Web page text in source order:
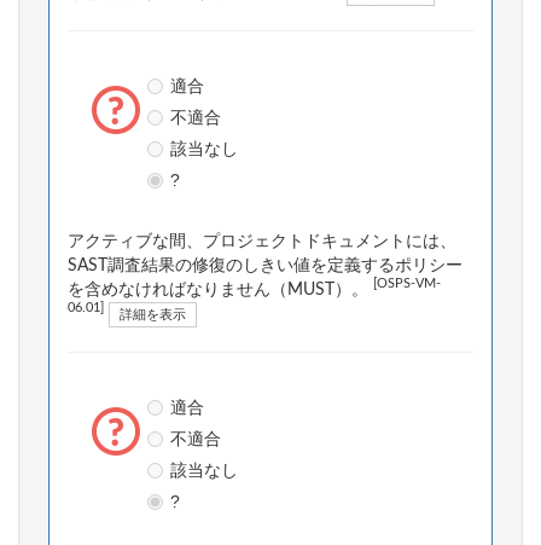
適合
不適合
該当なし
?
アクティブな間、プロジェクトドキュメントには、
SAST調査結果の修復のしきい値を定義するポリシー
を含めなければなりません（MUST）。
[OSPS-VM-
06.01] 詳細を表示
適合
不適合
該当なし
?